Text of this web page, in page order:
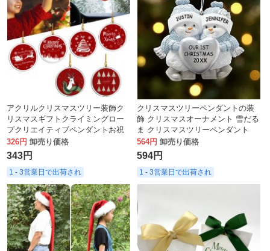
アクリルクリスマスツリー装飾ク
リスマスギフトクライミングロー
プクリエイティブペンダントお祝
いペンダント
326円 卸売り価格
343円
1 - 3営業日で出荷され
クリスマスツリーペンダントの装
飾 クリスマスオーナメント 雪だる
ま クリスマスツリーペンダント
564円 卸売り価格
594円
1 - 3営業日で出荷され